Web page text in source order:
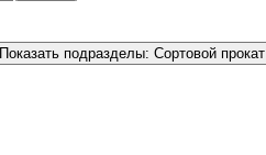
Показать подразделы: Сортовой прокат